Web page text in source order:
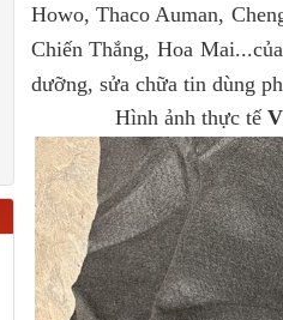
Howo, Thaco Auman,
Chiến Thắng, Hoa
dưỡng, sửa chữa tin dùng
Hình ảnh thực tế